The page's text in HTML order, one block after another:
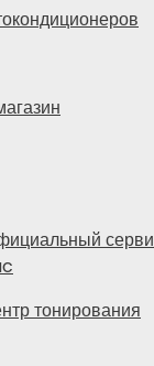
тонирования